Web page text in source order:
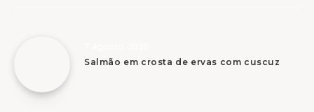
Salmão em crosta de ervas com cuscuz